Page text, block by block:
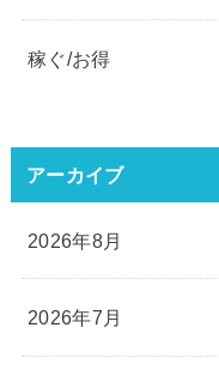
稼ぐ/お得
アーカイブ
2026年8月
2026年7月